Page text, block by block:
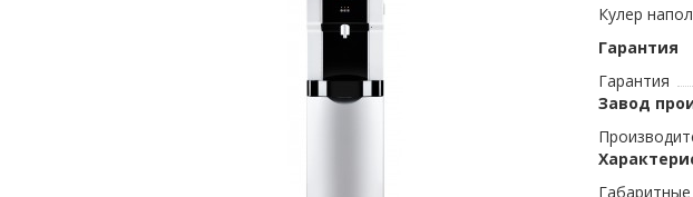
Кулер
Гарантия
Гарантия
Завод